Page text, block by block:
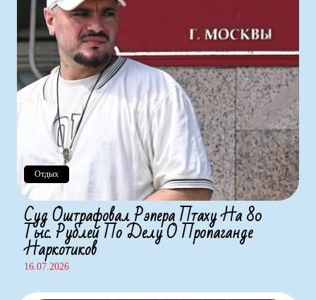
Отдых
Суд Оштрафовал Рэпера Птаху На 80
Тыс. Рублей По Делу О Пропаганде
Наркотиков
16.07.2026